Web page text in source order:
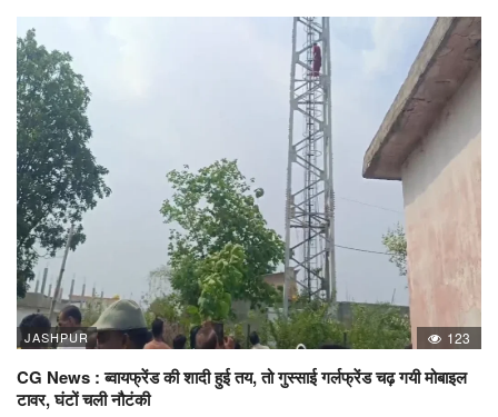
JASHPUR 123
CG News : ब्वायफ्रेंड की शादी हुई तय, तो गुस्साई गर्लफ्रेंड चढ़ गयी मोबाइल
टावर, घंटों चली नौटंकी